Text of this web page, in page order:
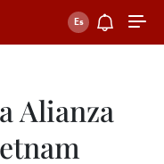
Alianza